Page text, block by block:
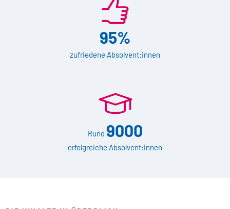
95%
zufriedene Absolvent:innen
Rund 9000
erfolgreiche Absolvent:innen